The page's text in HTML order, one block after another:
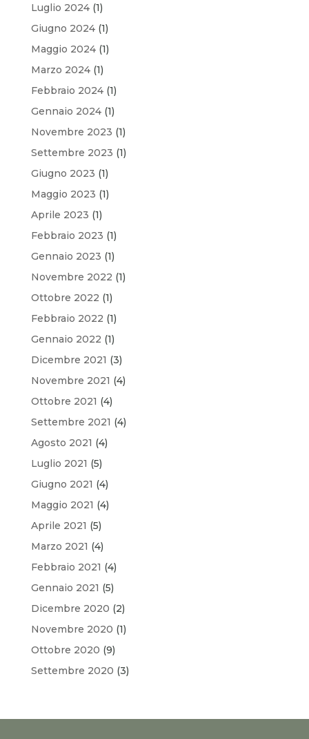
Luglio 2024(1)
Giugno 2024(1)
Maggio 2024(1)
Marzo 2024(1)
Febbraio 2024(1)
Gennaio 2024(1)
Novembre 2023 (1)
Settembre 2023 (1)
Giugno 2023 (1)
Maggio 2023 (1)
Aprile 2023 (1)
Febbraio 2023 (1)
Gennaio 2023 (1)
Novembre 2022 (1)
Ottobre 2022 (1)
Febbraio 2022 (1)
Gennaio 2022 (1)
Dicembre 2021 (3)
Novembre 2021 (4)
Ottobre 2021 (4)
Settembre 2021 (4)
Agosto 2021 (4)
Luglio 2021 (5)
Giugno 2021 (4)
Maggio 2021 (4)
Aprile 2021 (5)
Marzo 2021 (4)
Febbraio 2021 (4)
Gennaio 2021 (5)
Dicembre 2020 (2)
Novembre 2020 (1)
Ottobre 2020 (9)
Settembre 2020 (3)